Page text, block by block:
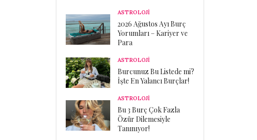
ASTROLOJİ
2026 Ağustos Ayı Burç
Yorumları – Kariyer ve
Para
ASTROLOJİ
Burcunuz Bu Listede mi?
İşte En Yalancı Burçlar!
ASTROLOJİ
Bu 3 Burç Çok Fazla
Özür Dilemesiyle
Tanınıyor!